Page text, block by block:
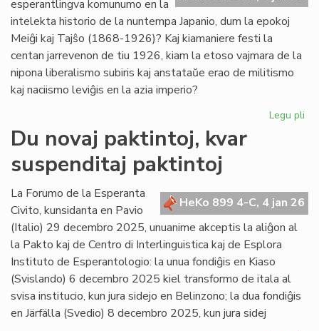
esperantlingva komunumo en la
intelekta historio de la nuntempa Japanio, dum la epokoj
Meiĝi kaj Tajŝo (1868-1926)? Kaj kiamaniere festi la
centan jarrevenon de tiu 1926, kiam la etoso vajmara de la
nipona liberalismo subiris kaj anstataŭe erao de militismo
kaj naciismo leviĝis en la azia imperio?
Legu pli
Du novaj paktintoj, kvar
suspenditaj paktintoj
HeKo 899 4-C, 4 jan 26
La Forumo de la Esperanta
Civito, kunsidanta en Pavio
(Italio) 29 decembro 2025, unuanime akceptis la aliĝon al
la Pakto kaj de Centro di Interlinguistica kaj de Esplora
Instituto de Esperantologio: la unua fondiĝis en Kiaso
(Svislando) 6 decembro 2025 kiel transformo de itala al
svisa institucio, kun jura sidejo en Belinzono; la dua fondiĝis
en Järfälla (Svedio) 8 decembro 2025, kun jura sidej